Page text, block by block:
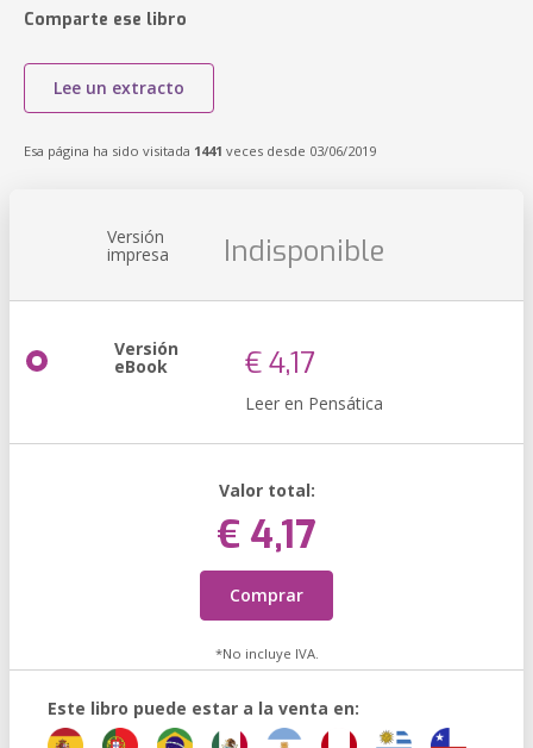
Comparte ese libro
Lee un extracto
Esa página ha sido visitada 1441 veces desde 03/06/2019
Versión
impresa Indisponible
Versión
eBook € 4,17
Leer en Pensática
Valor total:
€ 4,17
Comprar
*No incluye IVA.
Este libro puede estar a la venta en: